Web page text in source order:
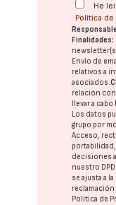
He
Política
Finalidades:
Envío de
relativos a
asociados.
relación con
llevar a
Los datos
grupo por
Acceso,
decisiones
nuestro DPD
se ajusta a
Política de